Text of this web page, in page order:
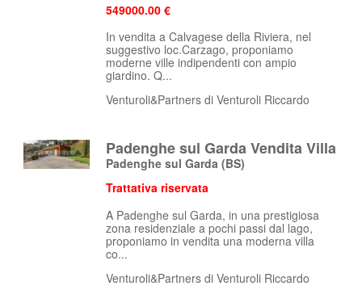
549000.00 €
In vendita a Calvagese della Riviera, nel
suggestivo loc.Carzago, proponiamo
moderne ville indipendenti con ampio
giardino. Q...
Venturoli&Partners di Venturoli Riccardo
Padenghe sul Garda Vendita Villa
Padenghe sul Garda (BS)
Trattativa riservata
A Padenghe sul Garda, in una prestigiosa
zona residenziale a pochi passi dal lago,
proponiamo in vendita una moderna villa
co...
Venturoli&Partners di Venturoli Riccardo